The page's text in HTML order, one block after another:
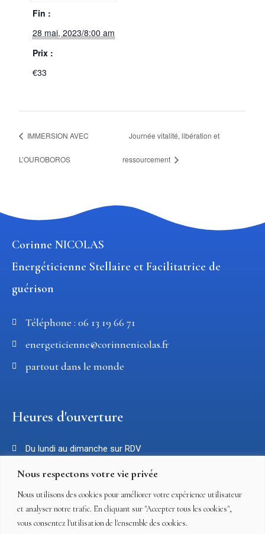
Nous respectons votre vie privée
Nous utilisons des cookies pour améliorer votre expérience utilisateur
et analyser notre trafic. En cliquant sur "Accepter tous les cookies",
vous consentez l'utilisation de l'ensemble des cookies.
Fin :
28 mai, 2023/8:00 am
Prix :
€33
IMMERSION AVEC
L’OUROBOROS
Journée vitalité, libération et
ressourcement
Corinne NICOLAS
Energéticienne Stellaire et Facilitatrice de
guérison
Téléphone : 06 13 19 66 71
energeticienne@corinnenicolas.fr
partout dans le monde
Heures d'ouverture
Du lundi au dimanche sur RDV
Liens utiles